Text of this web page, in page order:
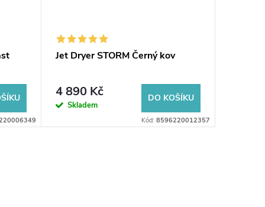
Jet Dryer STORM Černý kov
4 890 Kč
Skladem
DO KOŠÍKU
Kód: 8596220012357